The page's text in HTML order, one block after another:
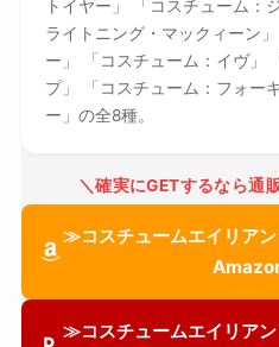
トイヤー」 「コスチューム：
ライトニング・マックィーン
ー」 「コスチューム：イヴ」
プ」 「コスチューム：フォー
ー」の全8種。
＼確実にGETするなら通
≫コスチュームエイリア
≫コスチュームエイリア